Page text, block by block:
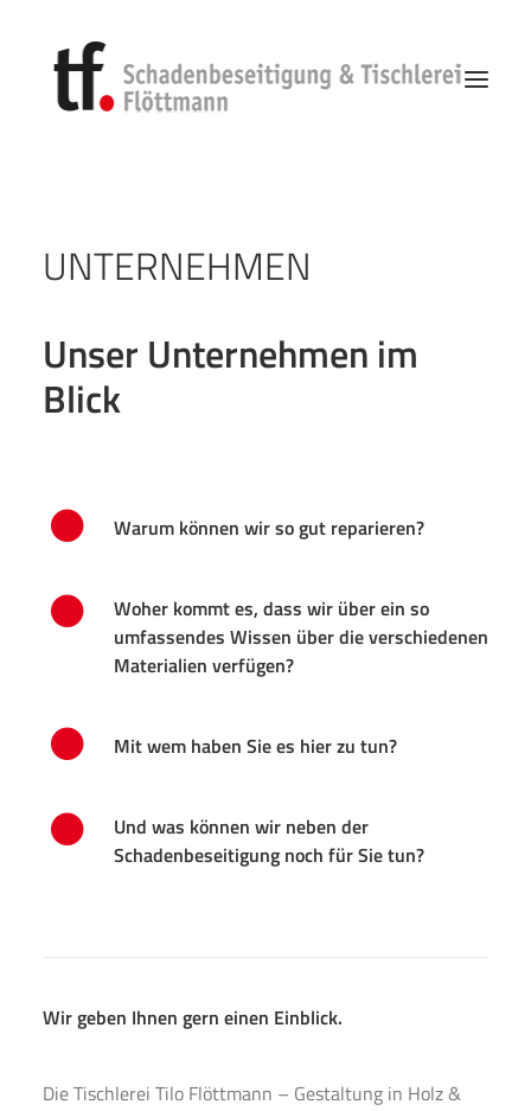
Unternehmen
Schadenbeseitigung
Kontakt
Datenschutz
UNTERNEHMEN
Unser Unternehmen im
Blick
Warum können wir so gut reparieren?
Woher kommt es, dass wir über ein so
umfassendes Wissen über die verschiedenen
Materialien verfügen?
Mit wem haben Sie es hier zu tun?
Und was können wir neben der
Schadenbeseitigung noch für Sie tun?
Wir geben Ihnen gern einen Einblick.
Die Tischlerei Tilo Flöttmann – Gestaltung in Holz &